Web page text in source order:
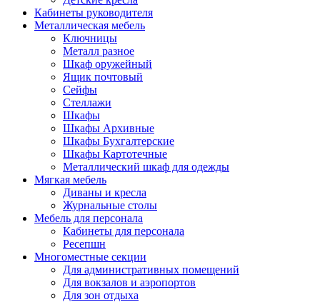
Кабинеты руководителя
Металлическая мебель
Ключницы
Металл разное
Шкаф оружейный
Ящик почтовый
Сейфы
Стеллажи
Шкафы
Шкафы Архивные
Шкафы Бухгалтерские
Шкафы Картотечные
Металлический шкаф для одежды
Мягкая мебель
Диваны и кресла
Журнальные столы
Мебель для персонала
Кабинеты для персонала
Ресепшн
Многоместные секции
Для административных помещений
Для вокзалов и аэропортов
Для зон отдыха